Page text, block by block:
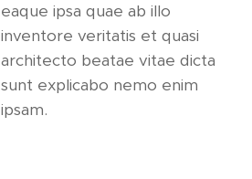
eaque ipsa quae ab illo
inventore veritatis et quasi
architecto beatae vitae dicta
sunt explicabo nemo enim
ipsam.